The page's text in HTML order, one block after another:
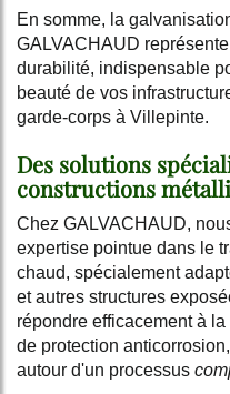
En somme, la
GALVACHAUD
durabilité, indispensable
beauté de vos
garde-corps à Villepinte.
Des solutions
constructions
Chez GALVACHAUD,
expertise pointue dans le
chaud, spécialement
et autres structures
répondre efficacement à
de protection
autour d'un processus